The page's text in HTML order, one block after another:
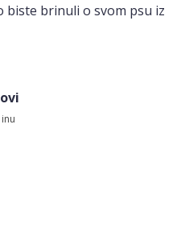
biste brinuli o svom psu iz